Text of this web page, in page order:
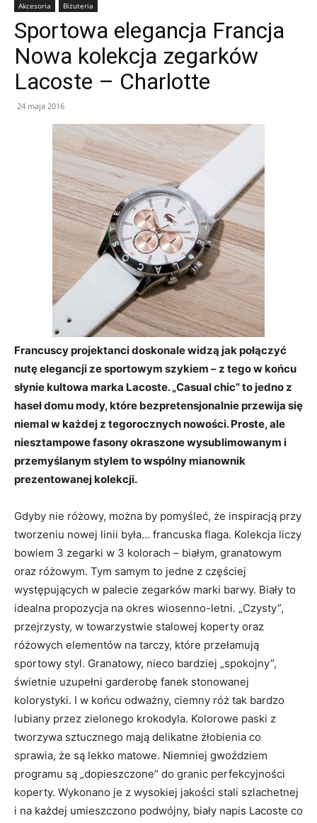
Akcesoria Biżuteria
Sportowa elegancja Francja
Nowa kolekcja zegarków
Lacoste – Charlotte
24 maja 2016
Francuscy projektanci doskonale widzą jak połączyć
nutę elegancji ze sportowym szykiem – z tego w końcu
słynie kultowa marka Lacoste. „Casual chic” to jedno z
haseł domu mody, które bezpretensjonalnie przewija się
niemal w każdej z tegorocznych nowości. Proste, ale
niesztampowe fasony okraszone wysublimowanym i
przemyślanym stylem to wspólny mianownik
prezentowanej kolekcji.
Gdyby nie różowy, można by pomyśleć, że inspiracją przy
tworzeniu nowej linii była… francuska flaga. Kolekcja liczy
bowiem 3 zegarki w 3 kolorach – białym, granatowym
oraz różowym. Tym samym to jedne z częściej
występujących w palecie zegarków marki barwy. Biały to
idealna propozycja na okres wiosenno-letni. „Czysty”,
przejrzysty, w towarzystwie stalowej koperty oraz
różowych elementów na tarczy, które przełamują
sportowy styl. Granatowy, nieco bardziej „spokojny”,
świetnie uzupełni garderobę fanek stonowanej
kolorystyki. I w końcu odważny, ciemny róż tak bardzo
lubiany przez zielonego krokodyla. Kolorowe paski z
tworzywa sztucznego mają delikatne żłobienia co
sprawia, że są lekko matowe. Niemniej gwoździem
programu są „dopieszczone” do granic perfekcyjności
koperty. Wykonano je z wysokiej jakości stali szlachetnej
i na każdej umieszczono podwójny, biały napis Lacoste co